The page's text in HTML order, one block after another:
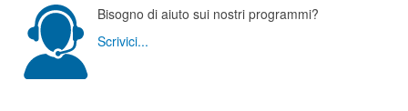
Bisogno di aiuto sui nostri programmi?
Scrivici...